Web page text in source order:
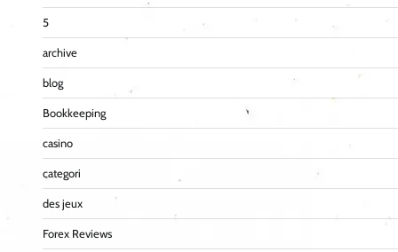
5
archive
blog
Bookkeeping
casino
categori
des jeux
Forex Reviews